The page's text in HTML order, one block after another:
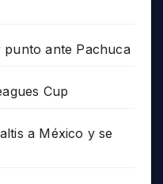
punto ante Pachuca
Cup
a México y se